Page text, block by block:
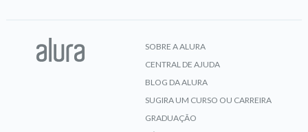
SOBRE A ALURA
CENTRAL DE AJUDA
BLOG DA ALURA
SUGIRA UM CURSO OU CARREIRA
GRADUAÇÃO